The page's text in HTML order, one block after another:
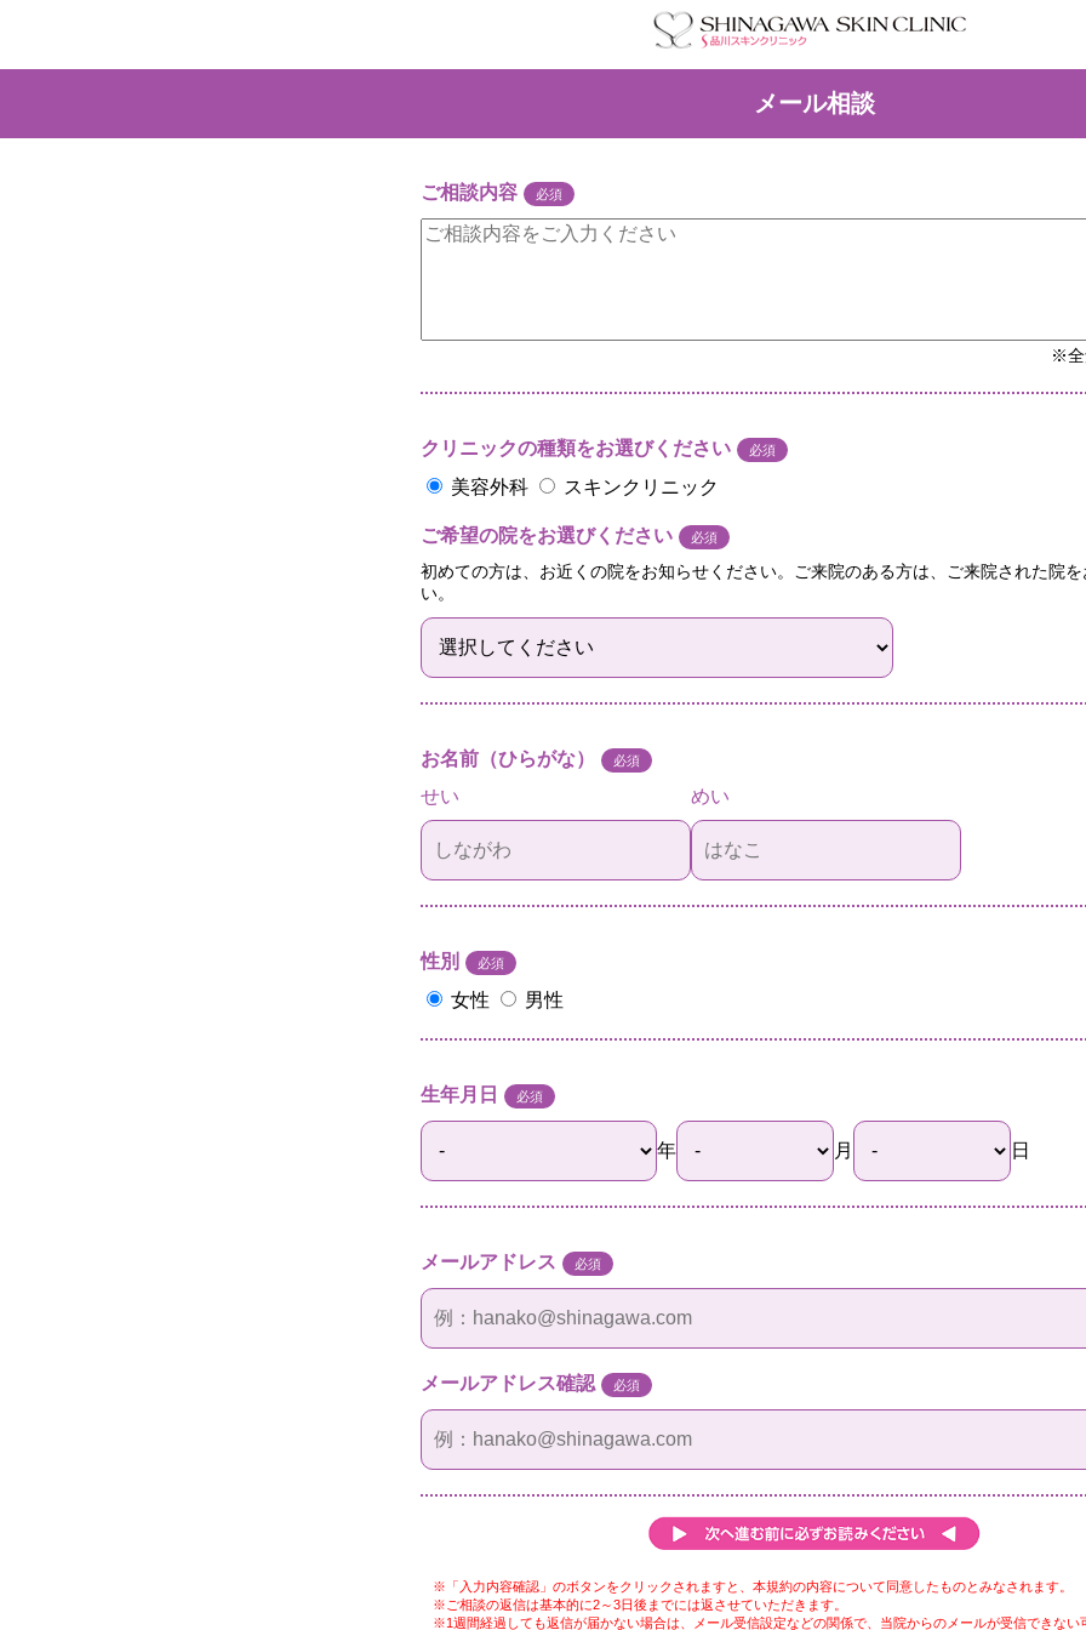
メール相談
ご相談内容 必須
※全
クリニックの種類をお選びください 必須
美容外科 スキンクリニック
ご希望の院をお選びください 必須
初めての方は、お近くの院をお知らせください。ご来院のある方は、ご来院された院を
い。
お名前（ひらがな） 必須
せい めい
性別 必須
女性 男性
生年月日 必須
年 月 日
メールアドレス 必須
メールアドレス確認 必須
※「入力内容確認」のボタンをクリックされますと、本規約の内容について同意したものとみなされます。
※ご相談の返信は基本的に2～3日後までには返させていただきます。
※1週間経過しても返信が届かない場合は、メール受信設定などの関係で、当院からのメールが受信できない